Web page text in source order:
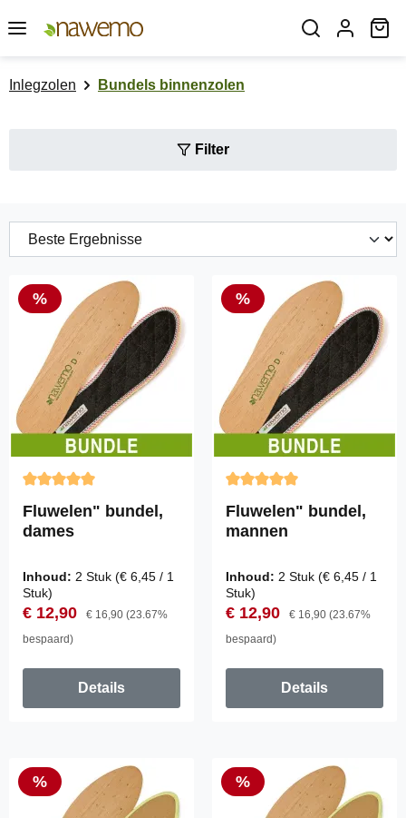
Ga naar de hoofdinhoud
Inlegzolen Bundels binnenzolen
Filter
Korting
%
Gemiddelde waardering van 5 van 5 sterren
Fluwelen" bundel,
dames
Inhoud: 2 Stuk (€ 6,45 / 1
Stuk)
Verkoopprijs:
€ 12,90 Normale prijs:
€ 16,90 (23.67%
bespaard)
Details
Korting
%
Gemiddelde waardering
Fluwelen" bundel,
mannen
Inhoud: 2 Stuk (€ 6,45 / 1
Stuk)
Verkoopprijs:
€ 12,90 Normale prijs:
€ 16,90 (23.67%
bespaard)
Details
Korting
% Korting
%